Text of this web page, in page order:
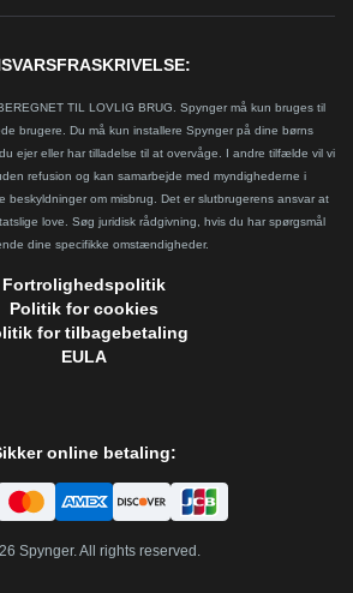
TIL LOVLIG BRUG. Spynger må kun bruges til
brugere. Du må kun installere Spynger på dine børns
ejer eller har tilladelse til at overvåge. I andre tilfælde vil vi
refusion og kan samarbejde med myndighederne i
beskyldninger om misbrug. Det er slutbrugerens ansvar at
love. Søg juridisk rådgivning, hvis du har spørgsmål
dine specifikke omstændigheder.
Fortrolighedspolitik
Politik for cookies
for tilbagebetaling
EULA
online betaling:
Spynger. All rights reserved.